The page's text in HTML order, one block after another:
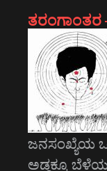
ತರಂಗಾಂತರ
ಜನಸಂಖ್ಯೆಯ
ಅಡ್ಡಕ್ಕೂ